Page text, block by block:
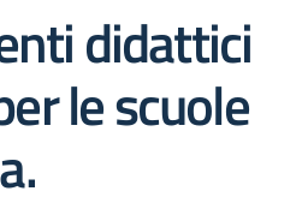
didattici
le scuole